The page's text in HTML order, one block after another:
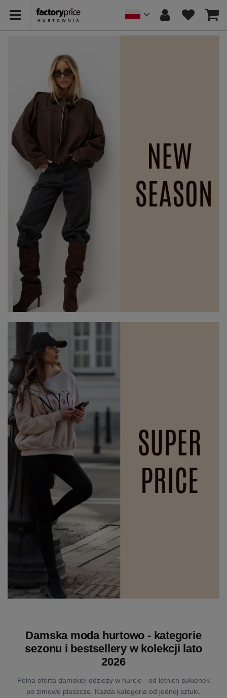
Damska moda hurtowo - kategorie
sezonu i bestsellery w kolekcji lato
2026
Pełna oferta damskiej odzieży w hurcie - od letnich sukienek
po zimowe płaszcze. Każda kategoria od jednej sztuki,